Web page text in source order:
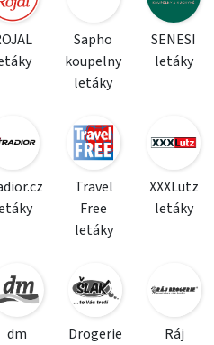
Sapho
koupelny
letáky
SENESI
letáky
Travel
Free
letáky
XXXLutz
letáky
dm
Drogerie
Ráj